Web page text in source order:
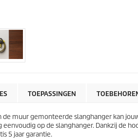
TOEPASSINGEN
muur gemonteerde slanghanger kan
op de slanghanger. Dankzij de
5 jaar garantie.